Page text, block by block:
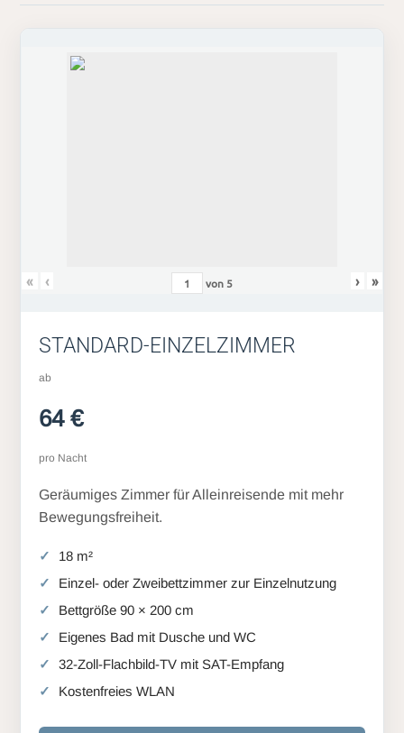
« ‹ von 5 › »
STANDARD-EINZELZIMMER
ab
64 €
pro Nacht
Geräumiges Zimmer für Alleinreisende mit mehr
Bewegungsfreiheit.
18 m²
Einzel- oder Zweibettzimmer zur Einzelnutzung
Bettgröße 90 × 200 cm
Eigenes Bad mit Dusche und WC
32-Zoll-Flachbild-TV mit SAT-Empfang
Kostenfreies WLAN